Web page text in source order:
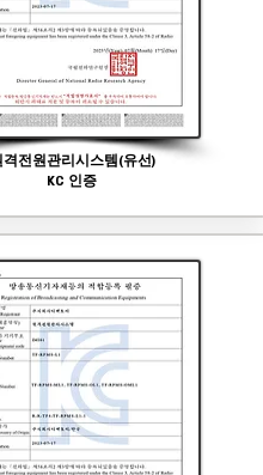
격전원관리시스템(유선)
KC 인증